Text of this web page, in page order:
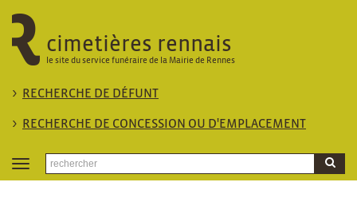
cimetières rennais
le site du service funéraire de la Mairie de Rennes
RECHERCHE DE DÉFUNT
RECHERCHE DE CONCESSION OU D'EMPLACEMENT
Toggle
navigation